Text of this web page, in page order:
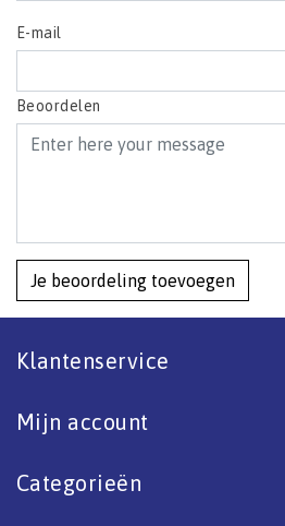
E-mail
Beoordelen
Je beoordeling toevoegen
Klantenservice
Mijn account
Categorieën